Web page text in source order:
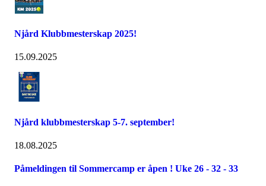
Njård Klubbmesterskap 2025!
15.09.2025
Njård klubbmesterskap 5-7. september!
18.08.2025
Påmeldingen til Sommercamp er åpen ! Uke 26 - 32 - 33